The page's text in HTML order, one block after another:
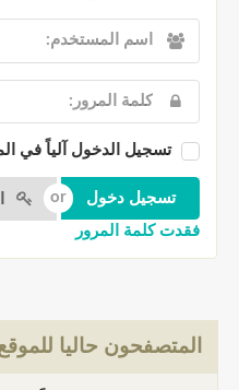
تسجيل الدخول آلياً في
فقدت كلمة المرور
المتصفحون حاليا